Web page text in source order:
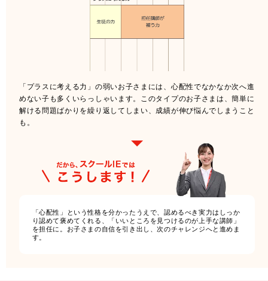
「プラスに考える力」の弱いお子さまには、心配性でなかなか次へ進
めない子も多くいらっしゃいます。このタイプのお子さまは、簡単に
解ける問題ばかりを繰り返してしまい、成績が伸び悩んでしまうこと
も。
「心配性」という性格を分かったうえで、認めるべき実力はしっか
り認めて褒めてくれる、「いいところを見つけるのが上手な講師」
を担任に。お子さまの自信を引き出し、次のチャレンジへと進めま
す。